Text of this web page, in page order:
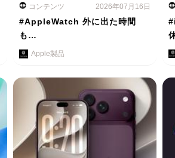
コンテンツ 2026年07月16日
#AppleWatch 外に出た時間
も…
Apple製品